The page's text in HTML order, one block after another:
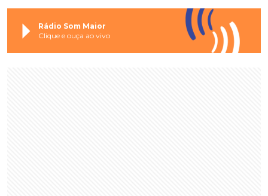
Rádio Som Maior
Clique e ouça ao vivo